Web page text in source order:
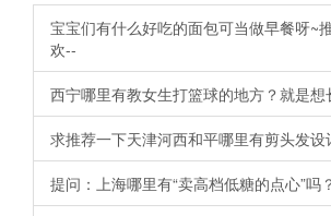
宝宝们有什么好吃的面包可当做早餐呀~
欢--
西宁哪里有教女生打篮球的地方？就是想
求推荐一下天津河西和平哪里有剪头发设
提问：上海哪里有“卖高档低糖的点心”吗